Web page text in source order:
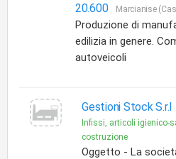
20.600
Marcianise
Produzione di
edilizia in genere.
autoveicoli
Gestioni Stock S.r.l
Infissi, articoli igienico-
costruzione
Oggetto - La